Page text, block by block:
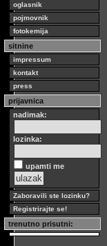
oglasnik
pojmovnik
fotokemija
sitnine
impressum
kontakt
press
prijavnica
nadimak:
lozinka:
upamti me
Zaboravili ste lozinku?
Registrirajte se!
trenutno prisutni: